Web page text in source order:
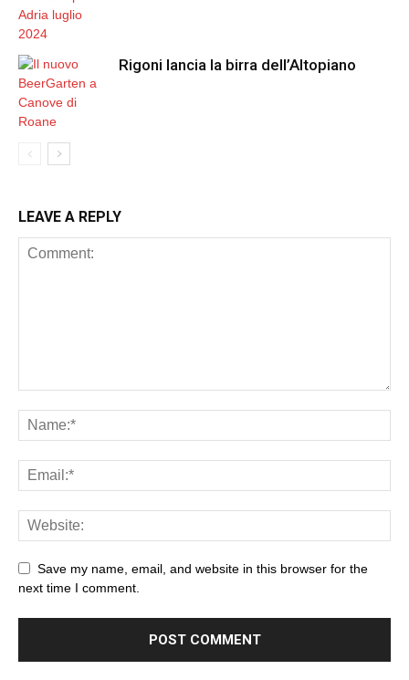
Rigoni lancia la birra dell’Altopiano
LEAVE A REPLY
Save my name, email, and website in this browser for the
next time I comment.